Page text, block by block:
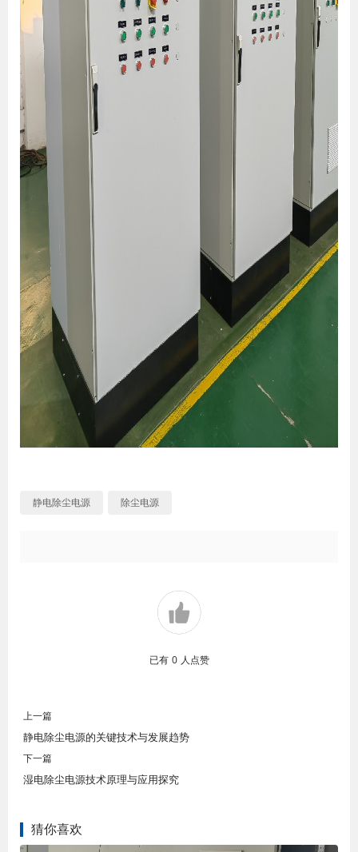
静电除尘电源 除尘电源
已有 0 人点赞
上一篇
静电除尘电源的关键技术与发展趋势
下一篇
湿电除尘电源技术原理与应用探究
猜你喜欢